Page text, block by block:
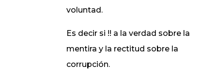
voluntad.
Es decir si !! a la verdad sobre la
mentira y la rectitud sobre la
corrupción.